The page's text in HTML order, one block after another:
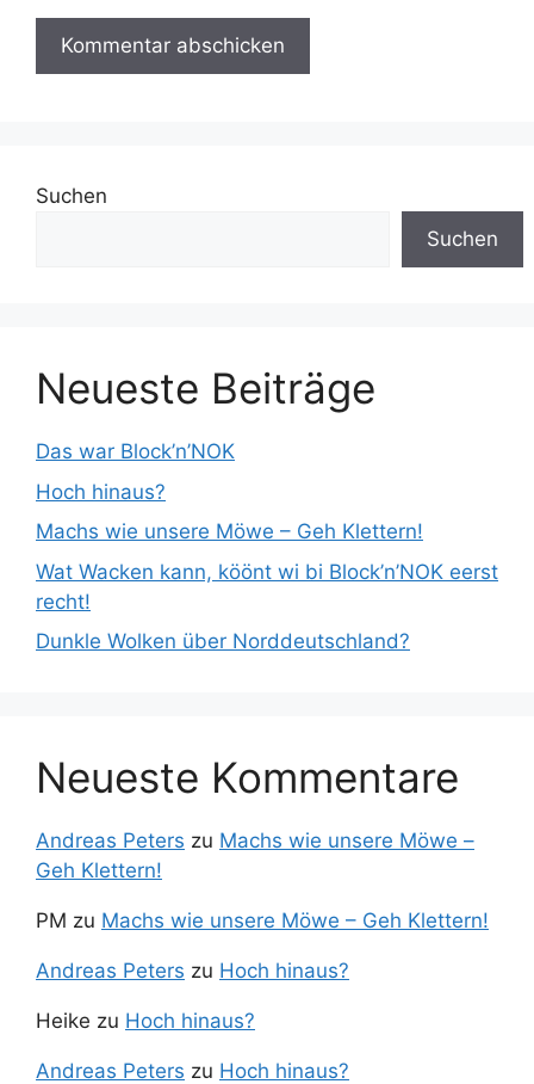
Suchen
Suchen
Neueste Beiträge
Das war Block’n’NOK
Hoch hinaus?
Machs wie unsere Möwe – Geh Klettern!
Wat Wacken kann, köönt wi bi Block’n’NOK eerst
recht!
Dunkle Wolken über Norddeutschland?
Neueste Kommentare
Andreas Peters zu Machs wie unsere Möwe –
Geh Klettern!
PM zu Machs wie unsere Möwe – Geh Klettern!
Andreas Peters zu Hoch hinaus?
Heike zu Hoch hinaus?
Andreas Peters zu Hoch hinaus?